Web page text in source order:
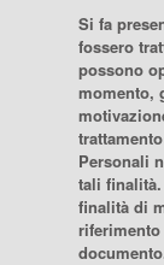
Si fa
fossero
possono
momento,
Personali
tali
finalità di